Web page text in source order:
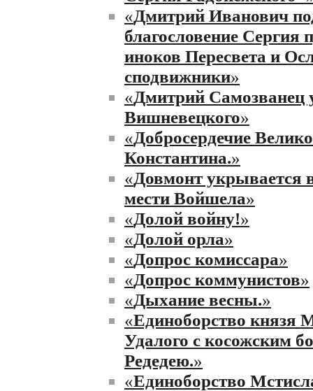
«Дмитрий Иванович
благословение Сергия
иноков Пересвета и
сподвижники»
«Дмитрий Самозванец
Вишневецкого»
«Добросердечие
Константина.»
«Довмонт укрывается
мести Войшела»
«Долой войну!»
«Долой орла»
«Допрос комиссара»
«Допрос коммунистов»
«Дыхание весны.»
«Единоборство князя
Удалого с косожским
Редедею.»
«Единоборство